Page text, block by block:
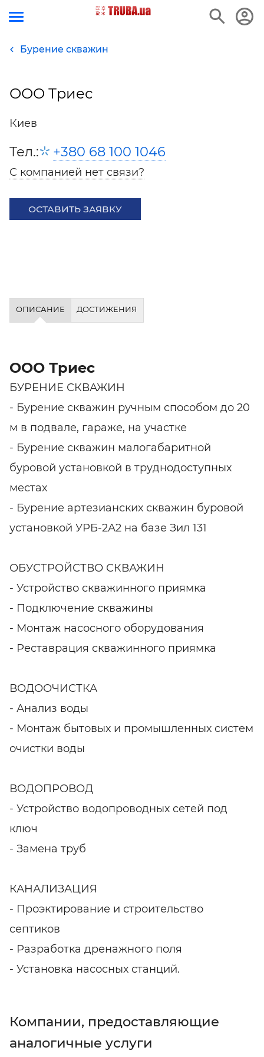
Бурение скважин
ООО Триес
Киев
Тел.: +380 68 100 1046
С компанией нет связи?
ОСТАВИТЬ ЗАЯВКУ
ОПИСАНИЕ ДОСТИЖЕНИЯ
ООО Триес
БУРЕНИЕ СКВАЖИН
- Бурение скважин ручным способом до 20
м в подвале, гараже, на участке
- Бурение скважин малогабаритной
буровой установкой в труднодоступных
местах
- Бурение артезианских скважин буровой
установкой УРБ-2А2 на базе Зил 131
ОБУСТРОЙСТВО СКВАЖИН
- Устройство скважинного приямка
- Подключение скважины
- Монтаж насосного оборудования
- Реставрация скважинного приямка
ВОДООЧИСТКА
- Анализ воды
- Монтаж бытовых и промышленных систем
очистки воды
ВОДОПРОВОД
- Устройство водопроводных сетей под
ключ
- Замена труб
КАНАЛИЗАЦИЯ
- Проэктирование и строительство
септиков
- Разработка дренажного поля
- Установка насосных станций.
Компании, предоставляющие
аналогичные услуги